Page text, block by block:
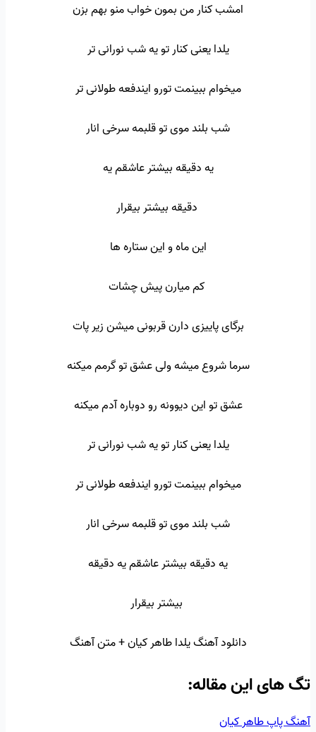
امشب کنار من بمون خواب منو بهم بزن
یلدا یعنی کنار تو یه شب نورانی تر
میخوام ببینمت تورو ایندفعه طولانی تر
شب بلند موی تو قلبمه سرخی انار
یه دقیقه بیشتر عاشقم یه
دقیقه بیشتر بیقرار
این ماه و این ستاره ها
کم میارن پیش چشات
برگای پاییزی دارن قربونی میشن زیر پات
سرما شروع میشه ولی عشق تو گرمم میکنه
عشق تو این دیوونه رو دوباره آدم میکنه
یلدا یعنی کنار تو یه شب نورانی تر
میخوام ببینمت تورو ایندفعه طولانی تر
شب بلند موی تو قلبمه سرخی انار
یه دقیقه بیشتر عاشقم یه دقیقه
بیشتر بیقرار
دانلود آهنگ یلدا طاهر کیان + متن آهنگ
تگ‌ های این مقاله:
آهنگ پاپطاهر کیان